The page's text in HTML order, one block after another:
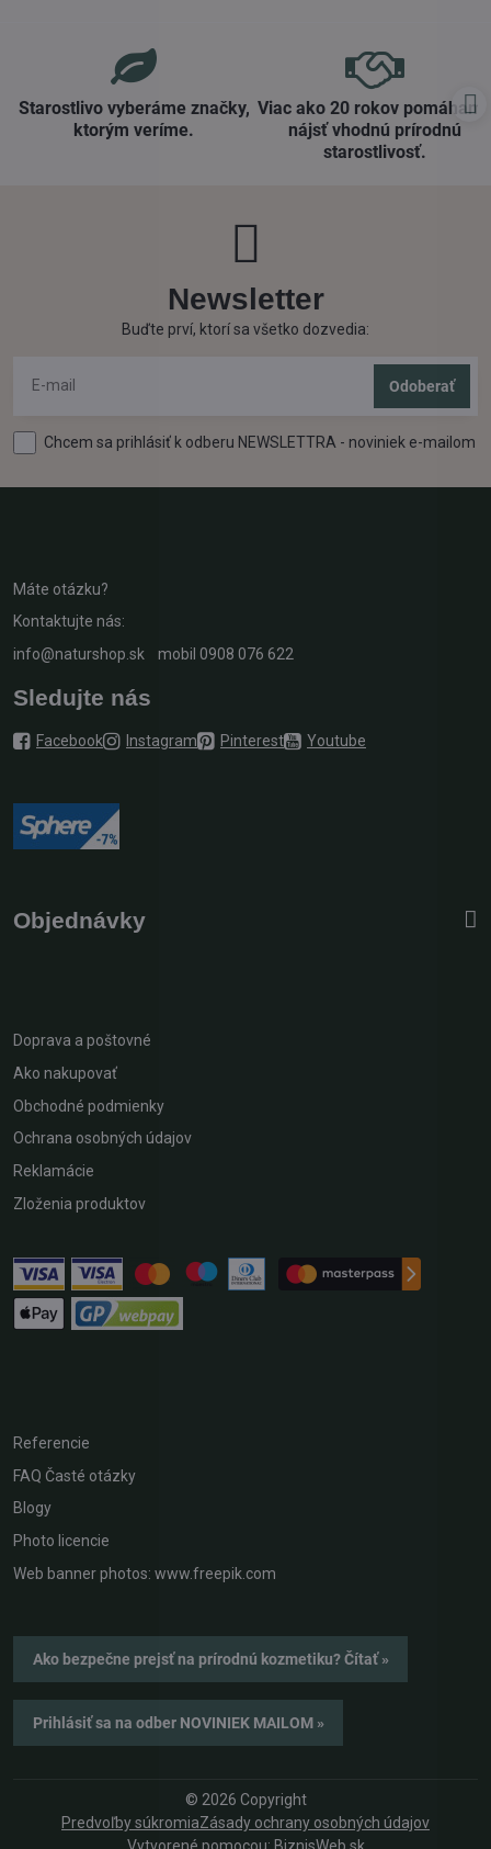
Starostlivo vyberáme značky,
ktorým veríme​.
Viac ako 20 rokov
nájsť vhodnú prírodnú
starostlivosť​.
Newsletter
Buďte prví, ktorí sa všetko dozvedia:
Odoberať
Chcem sa prihlásiť k odberu NEWSLETTRA - noviniek e-mailom
Máte otázku?
Kontaktujte nás:
info@naturshop.sk mobil 0908 076 622
Sledujte nás
Facebook Instagram Pinterest Youtube
Objednávky
Doprava a poštovné
Ako nakupovať
Obchodné podmienky
Ochrana osobných údajov
Reklamácie
Zloženia produktov
Referencie
FAQ Časté otázky
Blogy
Photo licencie
Web banner photos: www.freepik.com
Ako bezpečne prejsť na prírodnú kozmetiku? Čítať »
Prihlásiť sa na odber NOVINIEK MAILOM »
© 2026 Copyright
Predvoľby súkromiaZásady ochrany osobných údajov
Vytvorené pomocou: BiznisWeb.sk